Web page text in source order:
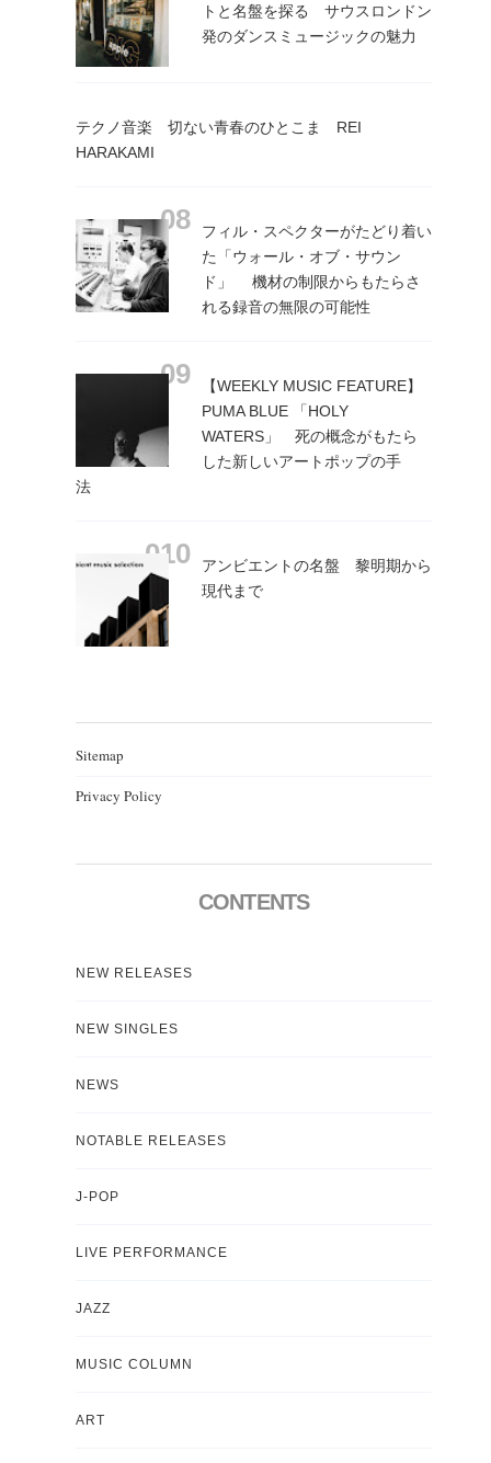
トと名盤を探る サウスロンドン
発のダンスミュージックの魅力
テクノ音楽 切ない青春のひとこま REI
HARAKAMI
フィル・スペクターがたどり着い
た「ウォール・オブ・サウン
ド」 機材の制限からもたらさ
れる録音の無限の可能性
【WEEKLY MUSIC FEATURE】
PUMA BLUE 「HOLY
WATERS」 死の概念がもたら
した新しいアートポップの手
法
アンビエントの名盤 黎明期から
現代まで
Sitemap
Privacy Policy
CONTENTS
NEW RELEASES
NEW SINGLES
NEWS
NOTABLE RELEASES
J-POP
LIVE PERFORMANCE
JAZZ
MUSIC COLUMN
ART